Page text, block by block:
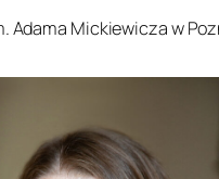
Adama Mickiewicza w